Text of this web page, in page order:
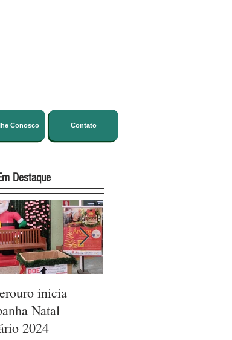
Conosco Contato
Destaque
inicia
Natal
2024